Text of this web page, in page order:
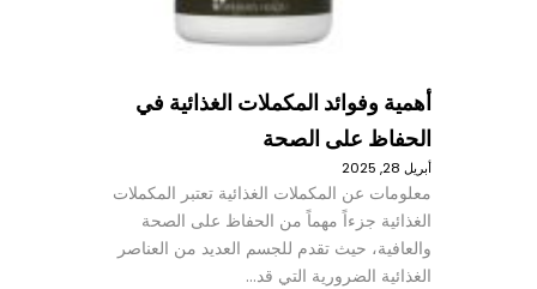
أهمية وفوائد المكملات الغذائية في
الحفاظ على الصحة
أبريل 28, 2025
معلومات عن المكملات الغذائية تعتبر المكملات
الغذائية جزءاً مهماً من الحفاظ على الصحة
والعافية، حيث تقدم للجسم العديد من العناصر
الغذائية الضرورية التي قد…